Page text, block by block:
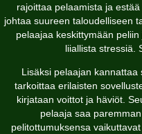
rajoittaa pelaamista ja
johtaa suureen taloudelliseen
pelaajaa keskittymään
liiallista stressiä.
Lisäksi pelaajan
tarkoittaa erilaisten
kirjataan voittot ja häviöt.
pelaaja saa
pelitottumuksensa